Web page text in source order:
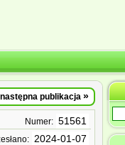
następna publikacja »
Numer: 51561
2024-01-07